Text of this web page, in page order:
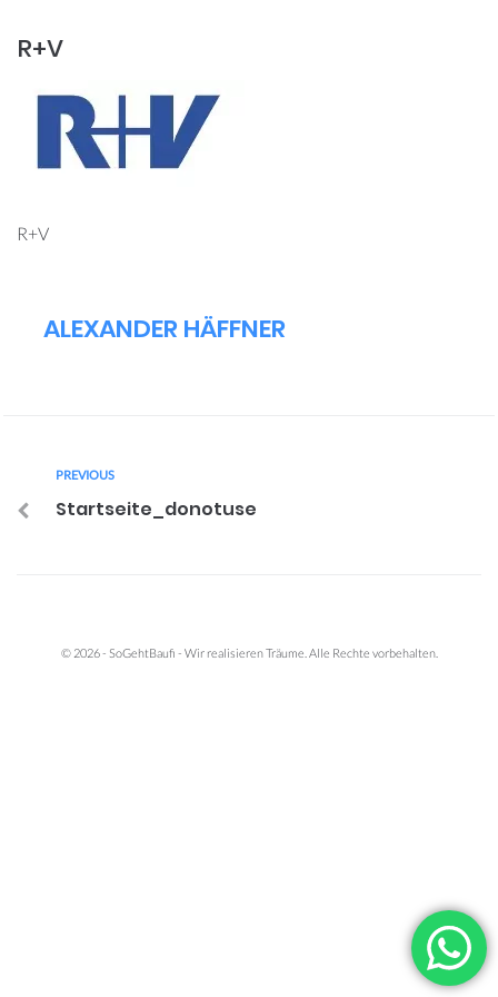
R+V
R+V
ALEXANDER HÄFFNER
PREVIOUS
Startseite_donotuse
© 2026 - SoGehtBaufi - Wir realisieren Träume. Alle Rechte vorbehalten.